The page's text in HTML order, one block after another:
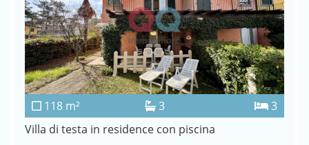
118 m² 3
3
Villa di testa in residence con piscina